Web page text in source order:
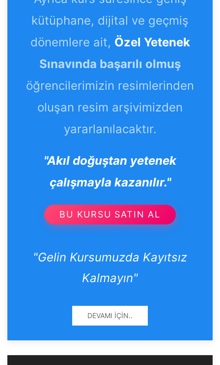
kütüphane, dijital ve geçmiş
dönemlere ait, Özel Yetenek
Sınavında başarılı olmuş
öğrencilerimizin resimlerinden
oluşan resim arşivimizden
yararlanılacaktır.
"Akıl doğuştan yetenek
çalışmayla kazanılır."
BU KURSU SATIN AL
"Gelin Kursumuzda Kayıtsız
Kalmayın"
DEVAMI İÇIN..